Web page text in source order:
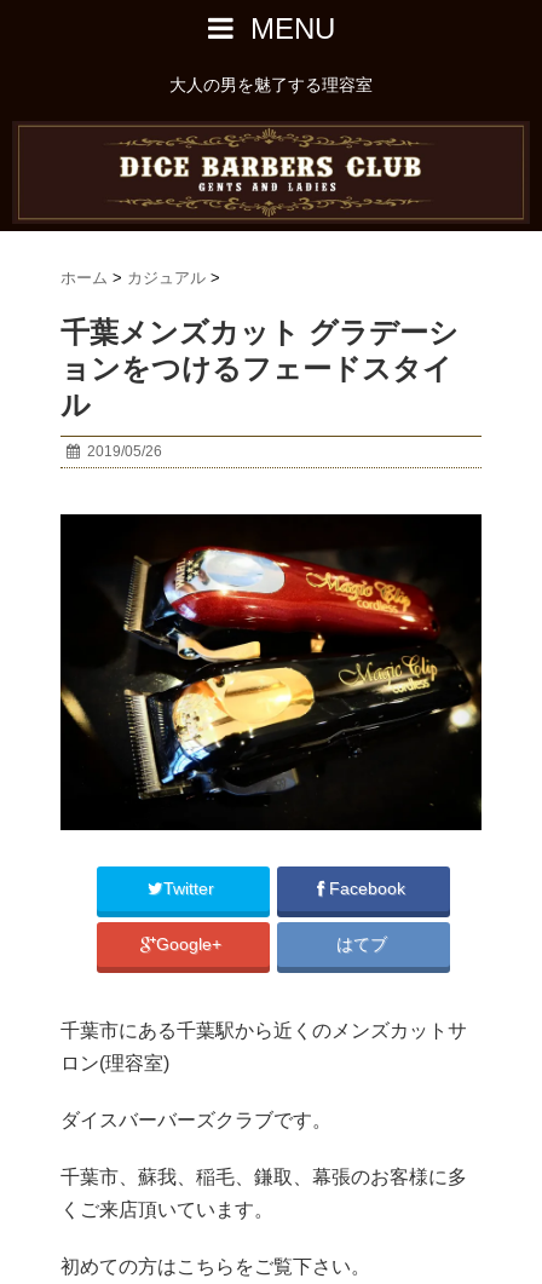
MENU
大人の男を魅了する理容室
ホーム > カジュアル >
千葉メンズカット グラデーシ
ョンをつけるフェードスタイ
ル
2019/05/26
Twitter Facebook
Google+ はてブ
千葉市にある千葉駅から近くのメンズカットサ
ロン(理容室)
ダイスバーバーズクラブです。
千葉市、蘇我、稲毛、鎌取、幕張のお客様に多
くご来店頂いています。
初めての方はこちらをご覧下さい。